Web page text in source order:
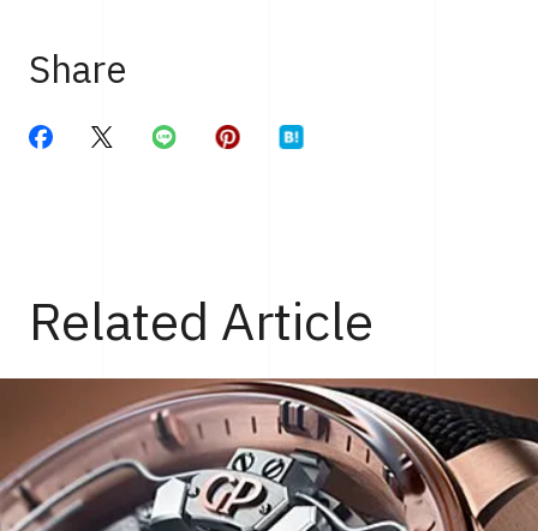
Share
Related Article